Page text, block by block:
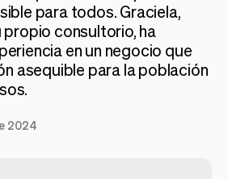
para todos. Graciela,
consultorio, ha
en un negocio que
asequible para la población
2024